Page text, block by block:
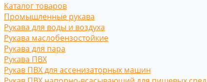
Каталог товаров
Промышленные рукава
Рукава для воды и воздуха
Рукава маслобензостойкие
Рукава для пара
Рукава ПВХ
Рукав ПВХ для ассенизаторных машин